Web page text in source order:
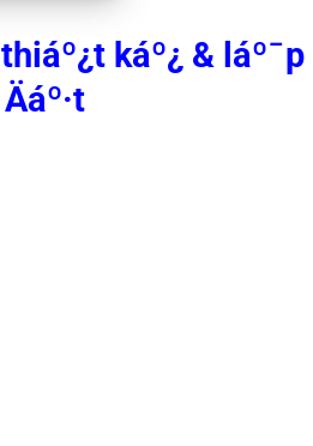
thiáº¿t káº¿ & láº¯p
Äáº·t